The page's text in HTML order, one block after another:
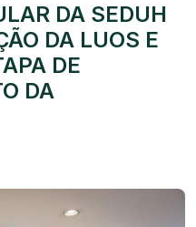
DA SEDUH
DA LUOS E
DE
DA